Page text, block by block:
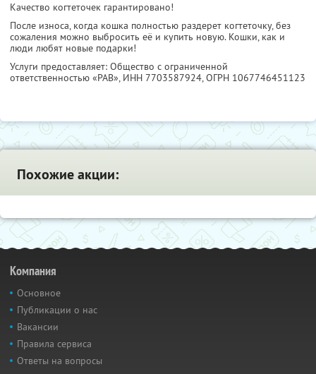
Качество когтеточек гарантировано!
После износа, когда кошка полностью раздерет когтеточку, без
сожаления можно выбросить её и купить новую. Кошки, как и
люди любят новые подарки!
Услуги предоставляет: Общество с ограниченной
ответственностью «РАВ», ИНН 7703587924, ОГРН 1067746451123
Похожие акции:
Компания
Основное
Публикации о нас
Вакансии
Правила сервиса
Ответы на вопросы